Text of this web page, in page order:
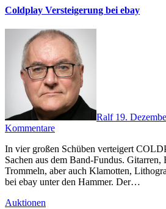
Coldplay Versteigerung bei ebay
Ralf 19.
Kommentare
In vier großen Schüben verteigert COLDPLAY eine Menge an
Sachen aus dem Band-Fundus. Gitarren,
Trommeln, aber auch Klamotten,
bei ebay unter den Hammer. Der…
Auktionen